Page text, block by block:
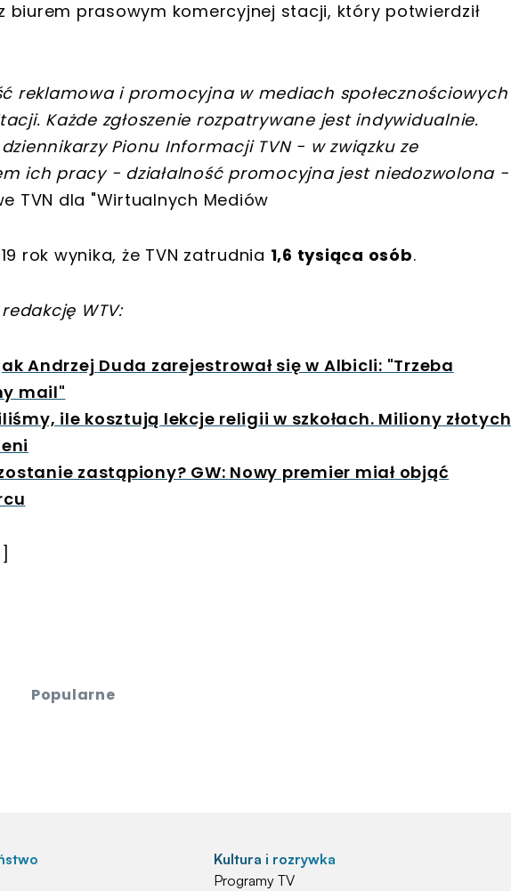
biurem prasowym komercyjnej stacji, który potwierdził
reklamowa i promocyjna w mediach społecznościowych
Każde zgłoszenie rozpatrywane jest indywidualnie.
Pionu Informacji TVN - w związku ze
ich pracy - działalność promocyjna jest niedozwolona -
TVN dla "Wirtualnych Mediów
rok wynika, że TVN zatrudnia 1,6 tysiąca osób.
WTV:
Andrzej Duda zarejestrował się w Albicli: "Trzeba
mail"
ile kosztują lekcje religii w szkołach. Miliony złotych
zastąpiony? GW: Nowy premier miał objąć
Popularne
Kultura i rozrywka
Programy TV